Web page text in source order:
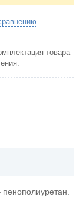
товара